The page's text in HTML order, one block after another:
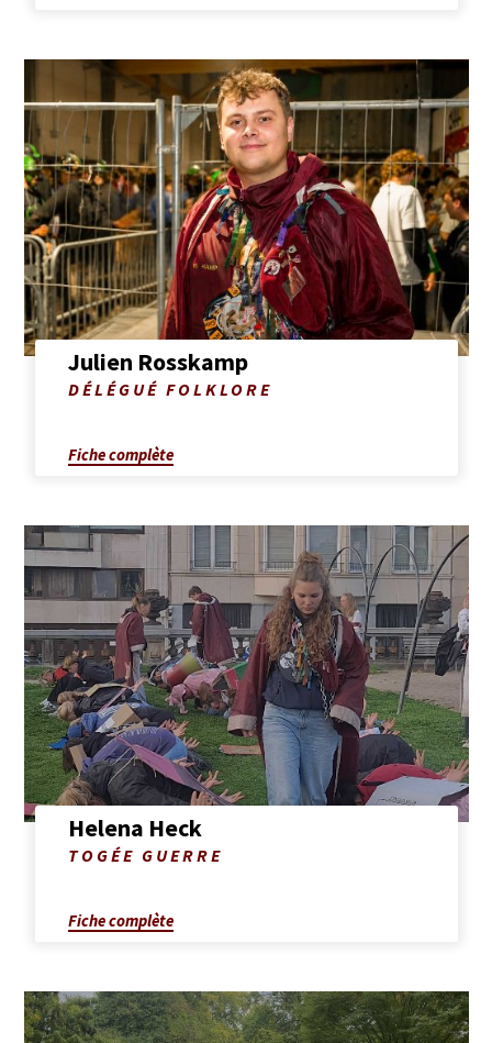
la
fiche
complète
de
Julien
Rosskamp
Photo
Rosskamp
Julien Rosskamp
DÉLÉGUÉ FOLKLORE
Fiche complète
Afficher
la
fiche
de
Helena
Heck
PhotoHelena Heck
TOGÉE GUERRE
Fiche complète
Afficher
la